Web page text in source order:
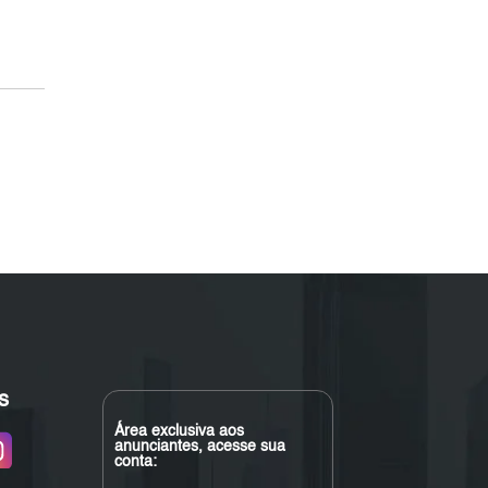
Área exclusiva aos
anunciantes, acesse sua
conta: